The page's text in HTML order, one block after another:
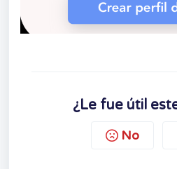
¿Le fue útil
No